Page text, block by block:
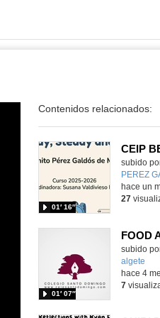
Contenidos relacionados:
subido
PEREZ
01′ 16″
hace un
27
subido
algete
01′ 07″
hace 4
7